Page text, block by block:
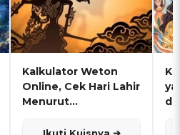
Kalkulator Weton
Online, Cek Hari Lahir
Menurut